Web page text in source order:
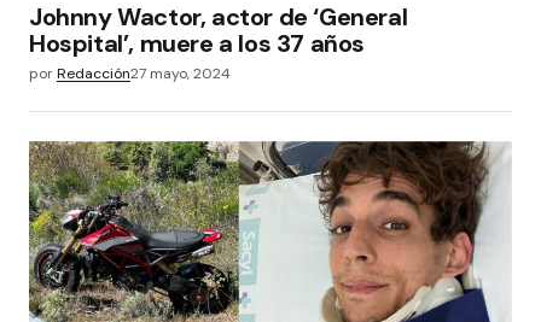
Johnny Wactor, actor de ‘General
Hospital’, muere a los 37 años
porRedacción27 mayo, 2024